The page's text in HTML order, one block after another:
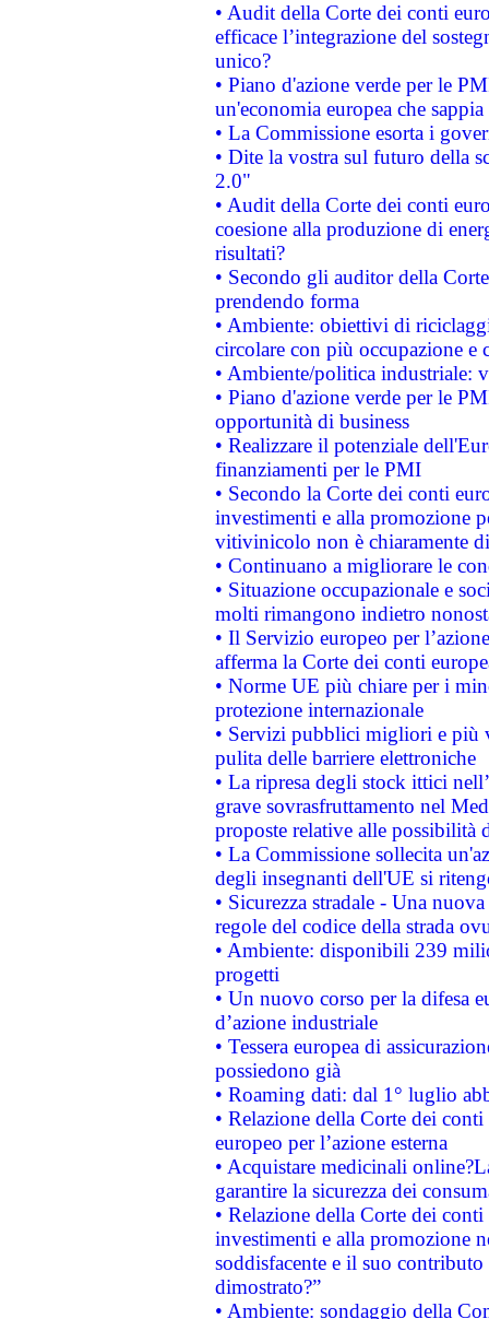
• Audit della Corte dei conti
efficace l’integrazione del
unico?
• Piano d'azione verde per le
un'economia europea che
• La Commissione esorta i
• Dite la vostra sul futuro della
2.0"
• Audit della Corte dei conti
coesione alla produzione di
risultati?
• Secondo gli auditor della
prendendo forma
• Ambiente: obiettivi di
circolare con più occupazione e
• Ambiente/politica industriale:
• Piano d'azione verde per le
opportunità di business
• Realizzare il potenziale
finanziamenti per le PMI
• Secondo la Corte dei conti
investimenti e alla promozione
vitivinicolo non è chiaramente
• Continuano a migliorare le
• Situazione occupazionale e
molti rimangono indietro
• Il Servizio europeo per
afferma la Corte dei conti
• Norme UE più chiare per i
protezione internazionale
• Servizi pubblici migliori e più
pulita delle barriere elettroniche
• La ripresa degli stock ittici
grave sovrasfruttamento nel
proposte relative alle possibilità
• La Commissione sollecita
degli insegnanti dell'UE si
• Sicurezza stradale - Una
regole del codice della strada
• Ambiente: disponibili 239
progetti
• Un nuovo corso per la difesa
d’azione industriale
• Tessera europea di
possiedono già
• Roaming dati: dal 1° luglio
• Relazione della Corte dei
europeo per l’azione esterna
• Acquistare medicinali
garantire la sicurezza dei
• Relazione della Corte dei
investimenti e alla promozione
soddisfacente e il suo
dimostrato?”
• Ambiente: sondaggio della